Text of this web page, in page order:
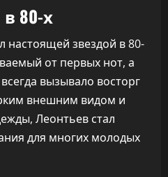
80-х
настоящей звездой в 80-
от первых нот, а
вызывало восторг
внешним видом и
Леонтьев стал
для многих молодых